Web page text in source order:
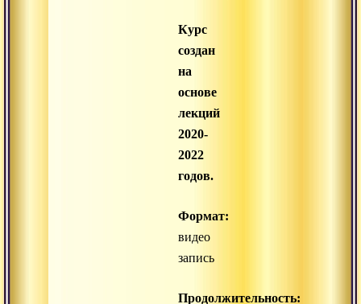
Курс
создан
на
основе
лекций
2020-
2022
годов.
Формат:
видео
запись
Продолжительность: